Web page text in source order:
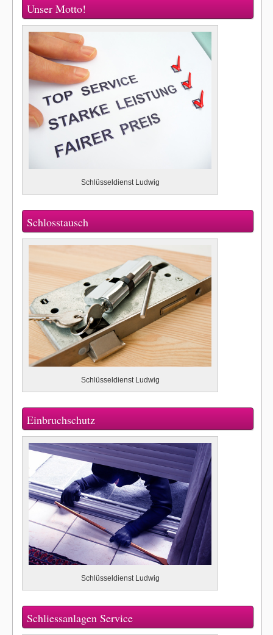
Unser Motto!
Schlüsseldienst Ludwig
Schlosstausch
Schlüsseldienst Ludwig
Einbruchschutz
Schlüsseldienst Ludwig
Schliessanlagen Service